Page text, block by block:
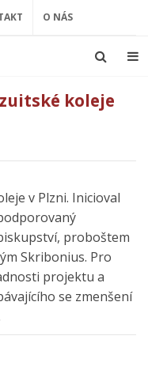
O NÁS
koleje
v Plzni. Inicioval
proboštem
Skribonius. Pro
projektu a
se zmenšení